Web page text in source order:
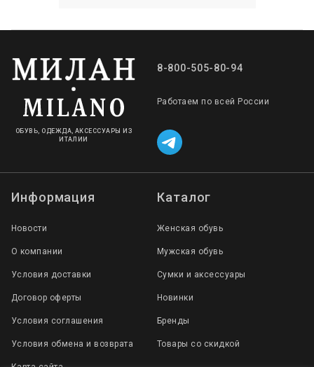
ОБУВЬ, ОДЕЖДА, АКСЕССУАРЫ ИЗ
ИТАЛИИ
8-800-505-80-94
Работаем по всей России
Информация
Новости
О компании
Условия доставки
Договор оферты
Условия соглашения
Условия обмена и возврата
Каталог
Женская обувь
Мужская обувь
Сумки и аксессуары
Новинки
Бренды
Товары со скидкой